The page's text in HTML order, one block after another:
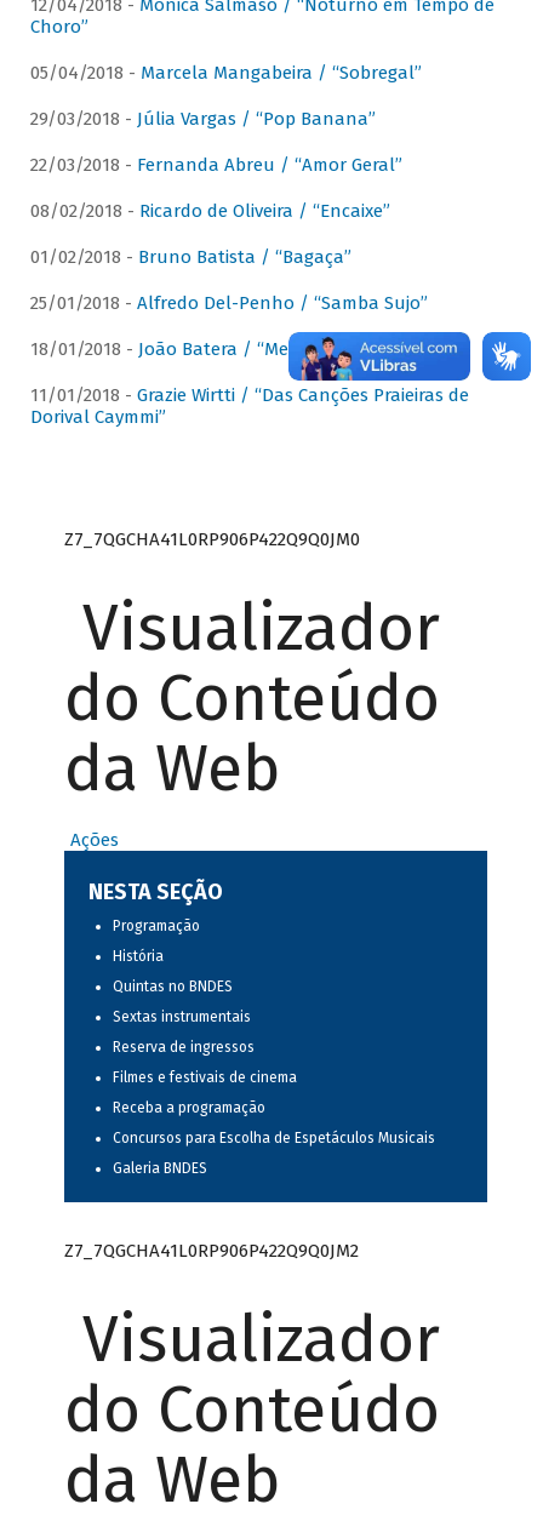
12/04/2018 - Mônica Salmaso / “Noturno em Tempo de
Choro”
05/04/2018 - Marcela Mangabeira / “Sobregal”
29/03/2018 - Júlia Vargas / “Pop Banana”
22/03/2018 - Fernanda Abreu / “Amor Geral”
08/02/2018 - Ricardo de Oliveira / “Encaixe”
01/02/2018 - Bruno Batista / “Bagaça”
25/01/2018 - Alfredo Del-Penho / “Samba Sujo”
18/01/2018 - João Batera / “Meu Pandeiro”
11/01/2018 - Grazie Wirtti / “Das Canções Praieiras de
Dorival Caymmi”
Z7_7QGCHA41L0RP906P422Q9Q0JM0
Visualizador
do Conteúdo
da Web
Ações
NESTA SEÇÃO
Programação
História
Quintas no BNDES
Sextas instrumentais
Reserva de ingressos
Filmes e festivais de cinema
Receba a programação
Concursos para Escolha de Espetáculos Musicais
Galeria BNDES
Z7_7QGCHA41L0RP906P422Q9Q0JM2
Visualizador
do Conteúdo
da Web